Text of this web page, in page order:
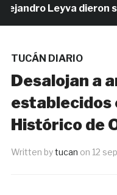
Leyva dieron su
TUCÁN DIARIO
Desalojan a
establecidos
Histórico de
Written bytucan on 12